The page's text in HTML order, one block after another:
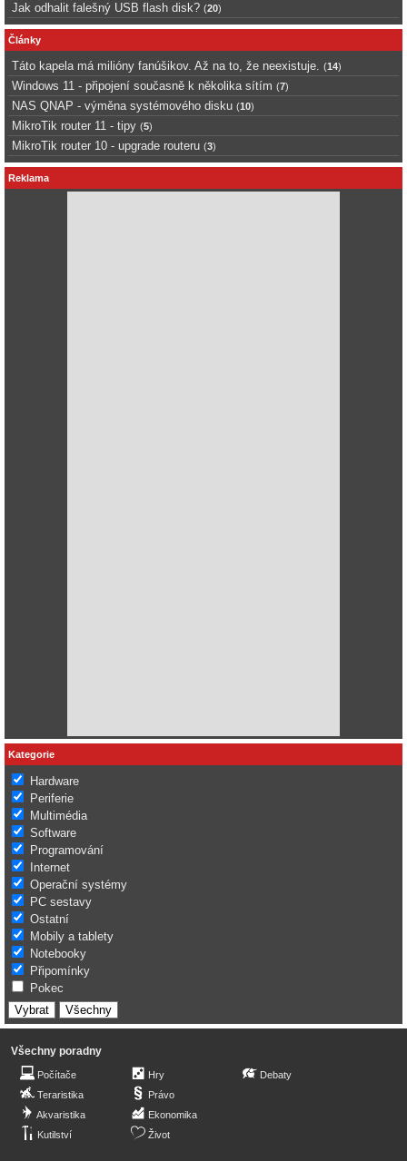
Jak odhalit falešný USB flash disk? (20)
Články
Táto kapela má milióny fanúšikov. Až na to, že neexistuje. (14)
Windows 11 - připojení současně k několika sítím (7)
NAS QNAP - výměna systémového disku (10)
MikroTik router 11 - tipy (5)
MikroTik router 10 - upgrade routeru (3)
Reklama
Kategorie
Hardware
Periferie
Multimédia
Software
Programování
Internet
Operační systémy
PC sestavy
Ostatní
Mobily a tablety
Notebooky
Připomínky
Pokec
Všechny poradny
Počítače
Teraristika
Akvaristika
Kutilství
Hry
Právo
Ekonomika
Život
Debaty